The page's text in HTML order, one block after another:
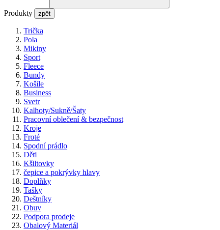
Produkty zpět
Trička
Pola
Mikiny
Sport
Fleece
Bundy
Košile
Business
Svetr
Kalhoty/Sukně/Šaty
Pracovní oblečení & bezpečnost
Kroje
Froté
Spodní prádlo
Děti
Kšiltovky
čepice a pokrývky hlavy
Doplňky
Tašky
Deštníky
Obuv
Podpora prodeje
Obalový Materiál